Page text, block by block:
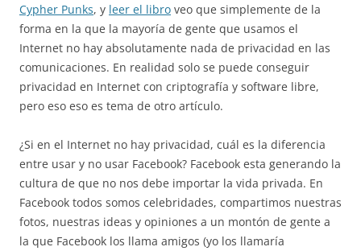
Cypher Punks, y leer el libro veo que simplemente de la
forma en la que la mayoría de gente que usamos el
Internet no hay absolutamente nada de privacidad en las
comunicaciones. En realidad solo se puede conseguir
privacidad en Internet con criptografía y software libre,
pero eso eso es tema de otro artículo.
¿Si en el Internet no hay privacidad, cuál es la diferencia
entre usar y no usar Facebook? Facebook esta generando la
cultura de que no nos debe importar la vida privada. En
Facebook todos somos celebridades, compartimos nuestras
fotos, nuestras ideas y opiniones a un montón de gente a
la que Facebook los llama amigos (yo los llamaría